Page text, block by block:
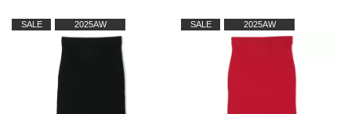
SALE 2025AW SALE 2025AW